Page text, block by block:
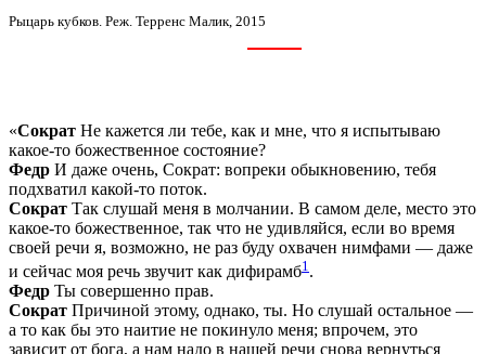
Рыцарь кубков. Реж. Терренс Малик, 2015
«Сократ Не кажется ли тебе, как и мне, что я испытываю
какое-то божественное состояние?
Федр И даже очень, Сократ: вопреки обыкновению, тебя
подхватил какой-то поток.
Сократ Так слушай меня в молчании. В самом деле, место это
какое-то божественное, так что не удивляйся, если во время
своей речи я, возможно, не раз буду охвачен нимфами — даже
и сейчас моя речь звучит как дифирамб1 .
Федр Ты совершенно прав.
Сократ Причиной этому, однако, ты. Но слушай остальное —
а то как бы это наитие не покинуло меня; впрочем, это
зависит от бога, а нам надо в нашей речи снова вернуться